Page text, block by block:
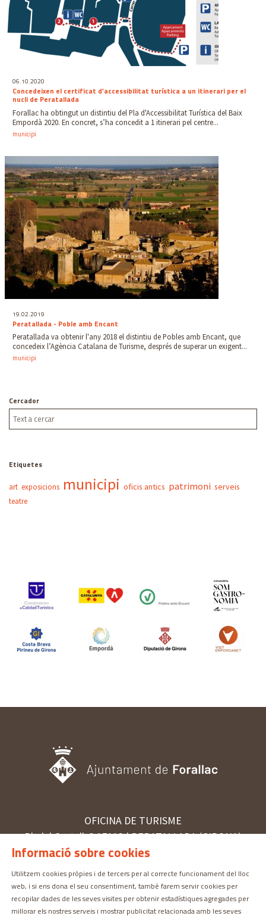
06.10.2020
Concedeixen el certificat d’accessibilitat turística a un itinerari per el
nucli de Peratallada
Forallac ha obtingut un distintiu del Pla d'Accessibilitat Turística del Baix
Empordà 2020. En concret, s’ha concedit a 1 itinerari pel centre...
municipi
19.02.2019
Peratallada - Poble amb Encant
Peratallada va obtenir l'any 2018 el distintiu de Pobles amb Encant, que
concedeix l’Agència Catalana de Turisme, després de superar un exigent...
municipi
Cercador
Etiquetes
art exposicions municipi oficis antics patrimoni serveis
teatre
OFICINA DE TURISME
Pl. del Castell, 3 17113 | PERATALLADA (GIRONA)
872 987 030 | turisme@forallac.cat
Sitemap Avís Legal Ús de Cookies Contactar
Informació sobre cookies
Utilitzem cookies pròpies i de tercers per al correcte funcionament del lloc
web, i si ens dona el seu consentiment, també farem servir cookies per
recopilar dades de les seves visites per obtenir estadístiques agregades per
millorar els nostres serveis i mostrar publicitat relacionada amb les seves